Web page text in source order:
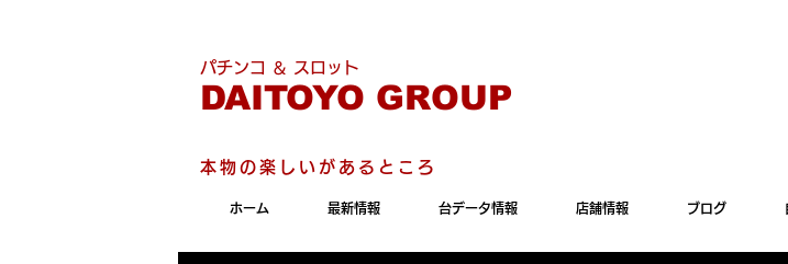
パチンコ ＆ スロット
DAITOYO GROUP
本物の楽しいがあるところ
ホーム 最新情報 台データ情報 店舗情報 ブログ